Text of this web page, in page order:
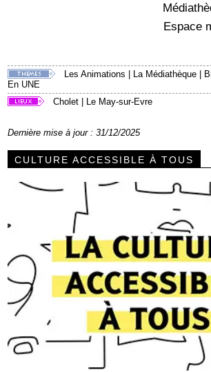
Espace
Les Animations | La Médiathèque |
En UNE
Cholet | Le May-sur-Evre
Dernière mise à jour : 31/12/2025
CULTURE ACCESSIBLE À TOUS